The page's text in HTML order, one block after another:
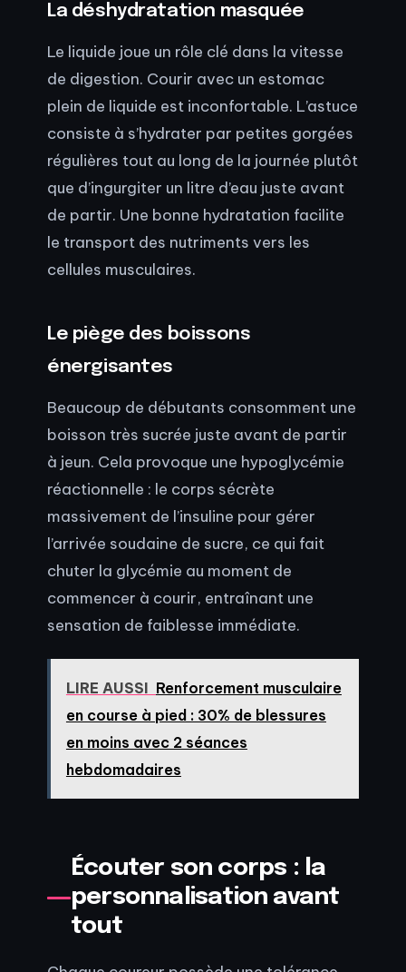
La déshydratation masquée
Le liquide joue un rôle clé dans la vitesse
de digestion. Courir avec un estomac
plein de liquide est inconfortable. L’astuce
consiste à s’hydrater par petites gorgées
régulières tout au long de la journée plutôt
que d’ingurgiter un litre d’eau juste avant
de partir. Une bonne hydratation facilite
le transport des nutriments vers les
cellules musculaires.
Le piège des boissons
énergisantes
Beaucoup de débutants consomment une
boisson très sucrée juste avant de partir
à jeun. Cela provoque une hypoglycémie
réactionnelle : le corps sécrète
massivement de l’insuline pour gérer
l’arrivée soudaine de sucre, ce qui fait
chuter la glycémie au moment de
commencer à courir, entraînant une
sensation de faiblesse immédiate.
LIRE AUSSI Renforcement musculaire
en course à pied : 30% de blessures
en moins avec 2 séances
hebdomadaires
Écouter son corps : la
personnalisation avant
tout